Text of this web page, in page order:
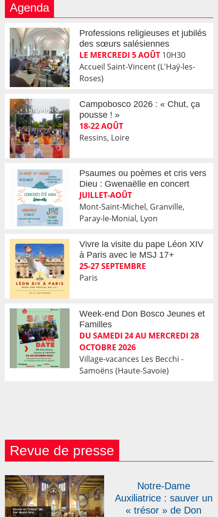
Agenda
Professions religieuses et jubilés
des sœurs salésiennes
LE MERCREDI 5 AOÛT 10H30
Accueil Saint-Vincent (L'Haÿ-les-
Roses)
Campobosco 2026 : « Chut, ça
pousse ! »
18-22 AOÛT
Ressins, Loire
Psaumes ou poèmes et cris vers
Dieu : Gwenaëlle en concert
JUILLET-AOÛT
Mont-Saint-Michel, Granville,
Paray-le-Monial, Lyon
Vivre la visite du pape Léon XIV
à Paris avec le MSJ 17+
25-27 SEPTEMBRE
Paris
Week-end Don Bosco Jeunes et
Familles
DU SAMEDI 24 AU MERCREDI 28
OCTOBRE 2026
Village-vacances Les Becchi -
Samoëns (Haute-Savoie)
Revue de presse
Notre-Dame
Auxiliatrice : sauver un
« trésor » de Don